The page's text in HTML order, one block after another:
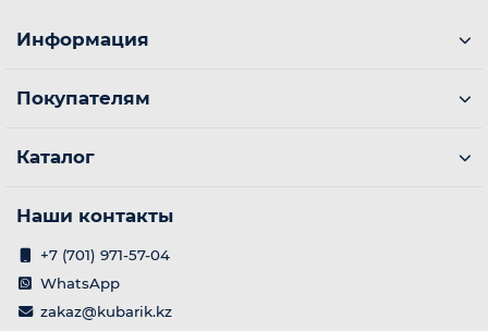
Информация
Покупателям
Каталог
Наши контакты
+7 (701) 971-57-04
WhatsApp
zakaz@kubarik.kz